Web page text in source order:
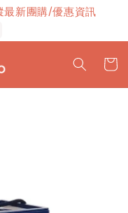
最新團購/優惠資訊